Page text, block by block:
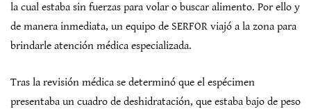
la cual estaba sin fuerzas para volar o buscar alimento. Por ello y
de manera inmediata, un equipo de SERFOR viajó a la zona para
brindarle atención médica especializada.
Tras la revisión médica se determinó que el espécimen
presentaba un cuadro de deshidratación, que estaba bajo de peso